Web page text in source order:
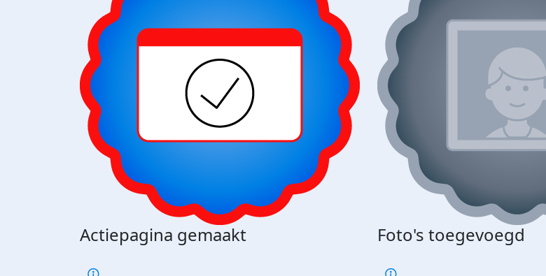
Actiepagina gemaakt Foto's toegevoegd